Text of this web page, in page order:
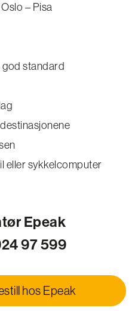
– Pisa
standard
eller sykkelcomputer
Epeak
97 599
hos Epeak